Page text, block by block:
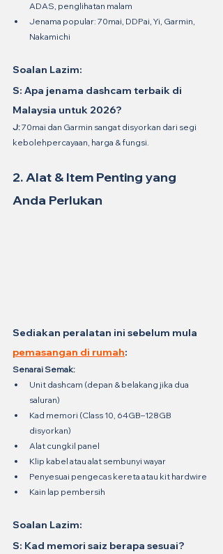
ADAS, penglihatan malam
Jenama popular: 70mai, DDPai, Yi, Garmin,
Nakamichi
Soalan Lazim:
S: Apa jenama dashcam terbaik di
Malaysia untuk 2026?
J: 70mai dan Garmin sangat disyorkan dari segi
kebolehpercayaan, harga & fungsi.
2. Alat & Item Penting yang
Anda Perlukan
Sediakan peralatan ini sebelum mula
pemasangan di rumah:
Senarai Semak:
Unit dashcam (depan & belakang jika dua
saluran)
Kad memori (Class 10, 64GB–128GB
disyorkan)
Alat cungkil panel
Klip kabel atau alat sembunyi wayar
Penyesuai pengecas kereta atau kit hardwire
Kain lap pembersih
Soalan Lazim:
S: Kad memori saiz berapa sesuai?